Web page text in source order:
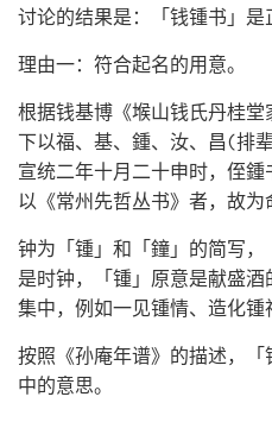
讨论的结果是：「钱锺书」是
理由一：符合起名的用意。
根据钱基博《堠山钱氏丹桂
下以福、基、鍾、汝、昌(排
宣统二年十月二十申时，侄
以《常州先哲丛书》者，故为
钟为「锺」和「鐘」的简写，
是时钟，「锺」原意是献盛
集中，例如一见锺情、造化锺
按照《孙庵年谱》的描述，
中的意思。